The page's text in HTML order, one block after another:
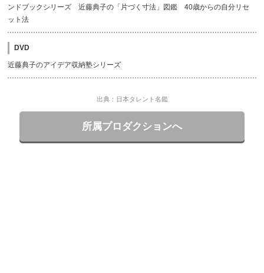
ンドブックシリーズ 近藤典子の「片づく寸法」図鑑 40歳からの自分リセ
ット法
DVD
近藤典子のアイデア収納塾シリーズ
出典：日本タレント名鑑
所属プロダクションへ